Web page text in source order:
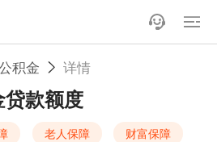
积金 详情
款额度
老人保障
财富保障